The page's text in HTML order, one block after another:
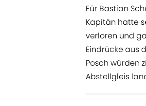
Für Bastian
Kapitän hatte
verloren und
Eindrücke aus
Posch würden
Abstellgleis